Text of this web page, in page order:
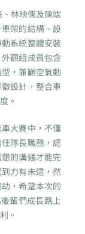
林映儒及陳竑
架的結構、設
系統整體安裝
觀組成員包含
，兼顧空氣動
設計，整合車
。
大賽中，不僅
隊長職務，認
的溝通才能完
力有未逮，然
，希望本次的
輩們成長路上
。